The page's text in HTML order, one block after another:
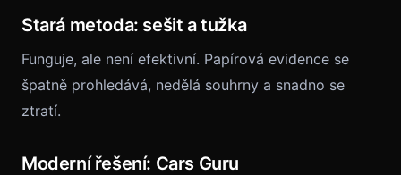
Stará metoda: sešit a tužka
Funguje, ale není efektivní. Papírová evidence se
špatně prohledává, nedělá souhrny a snadno se
ztratí.
Moderní řešení: Cars Guru